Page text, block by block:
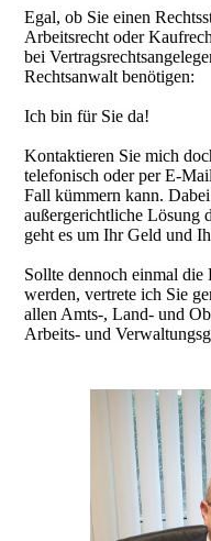
Egal, ob Sie einen
Arbeitsrecht oder
bei
Rechtsanwalt benötigen:
Ich bin für Sie da!
Kontaktieren Sie mich
telefonisch oder per E-
Fall kümmern kann.
außergerichtliche Lösung
geht es um Ihr Geld und
Sollte dennoch einmal die
werden, vertrete ich Sie
allen Amts-, Land- und
Arbeits- und